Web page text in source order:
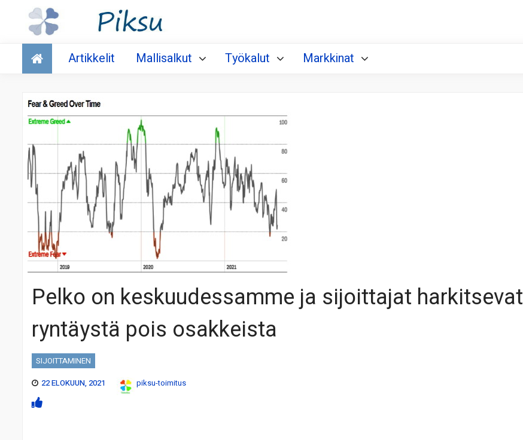
Talous
Artikkelit Mallisalkut Työkalut Markkinat
Pelko on keskuudessamme ja sijoittajat harkitsevat
ryntäystä pois osakkeista
SIJOITTAMINEN
22 ELOKUUN, 2021
piksu-toimitus